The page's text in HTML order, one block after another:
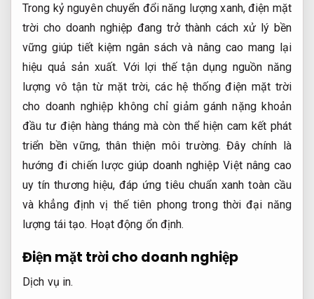
Trong kỷ nguyên chuyển đổi năng lượng xanh, điện mặt
trời cho doanh nghiệp đang trở thành cách xử lý bền
vững giúp tiết kiệm ngân sách và nâng cao mang lại
hiệu quả sản xuất. Với lợi thế tận dụng nguồn năng
lượng vô tận từ mặt trời, các hệ thống điện mặt trời
cho doanh nghiệp không chỉ giảm gánh nặng khoản
đầu tư điện hàng tháng mà còn thể hiện cam kết phát
triển bền vững, thân thiện môi trường. Đây chính là
hướng đi chiến lược giúp doanh nghiệp Việt nâng cao
uy tín thương hiệu, đáp ứng tiêu chuẩn xanh toàn cầu
và khẳng định vị thế tiên phong trong thời đại năng
lượng tái tạo. Hoạt động ổn định.
Điện mặt trời cho doanh nghiệp
Dịch vụ in.